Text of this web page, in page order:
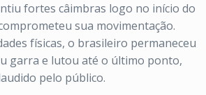
fortes câimbras logo no início do
sua movimentação.
físicas, o brasileiro permaneceu
garra e lutou até o último ponto,
pelo público.